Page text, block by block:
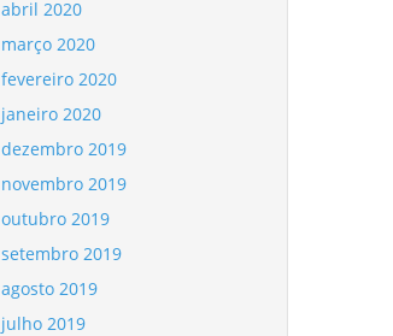
abril 2020
março 2020
fevereiro 2020
janeiro 2020
dezembro 2019
novembro 2019
outubro 2019
setembro 2019
agosto 2019
julho 2019